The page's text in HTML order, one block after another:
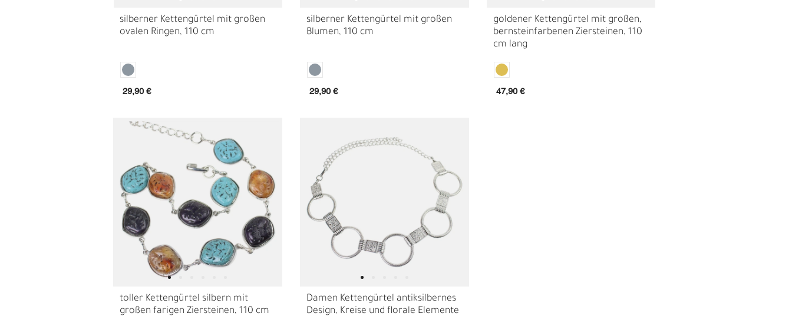
M C M
silberner Kettengürtel mit großen
ovalen Ringen, 110 cm
29,90 €
silberner Kettengürtel mit großen
Blumen, 110 cm
29,90 €
goldener Kettengürtel mit großen,
bernsteinfarbenen Ziersteinen, 110
cm lang
47,90 €
toller Kettengürtel silbern mit
großen farigen Ziersteinen, 110 cm
Damen Kettengürtel antiksilbernes
Design, Kreise und florale Elemente